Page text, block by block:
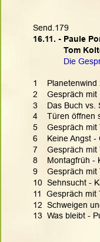
Send.179
16.11. - Paule
Tom
Die
1    Planetenwind
2    Gespräch mit
3    Das Buch vs.
4    Türen öffnen
5    Gespräch mit
6    Keine Angst -
7    Gespräch mit
8    Montagfrüh -
9    Gespräch mit
10  Sehnsucht -
11  Gespräch mit
12  Schweigen
13  Was bleibt -